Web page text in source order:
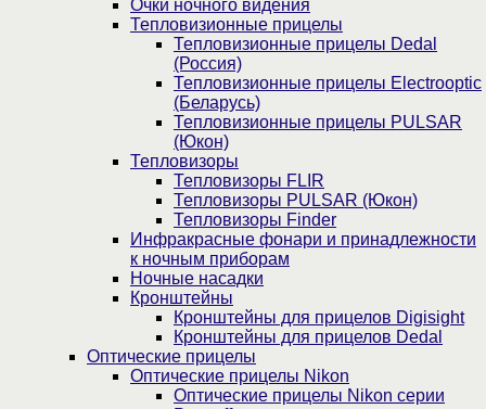
Очки ночного видения
Тепловизионные прицелы
Тепловизионные прицелы Dedal
(Россия)
Тепловизионные прицелы Electrooptic
(Беларусь)
Тепловизионные прицелы PULSAR
(Юкон)
Тепловизоры
Тепловизоры FLIR
Тепловизоры PULSAR (Юкон)
Тепловизоры Finder
Инфракрасные фонари и принадлежности
к ночным приборам
Ночные насадки
Кронштейны
Кронштейны для прицелов Digisight
Кронштейны для прицелов Dedal
Оптические прицелы
Оптические прицелы Nikon
Оптические прицелы Nikon серии